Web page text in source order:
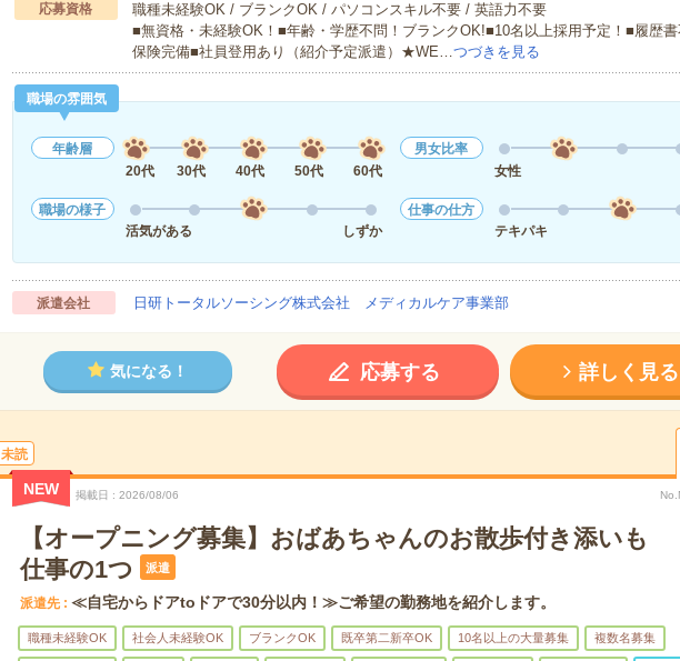
応募資格
職種未経験OK / ブランクOK / パソコンスキル不要 / 英語力不要
■無資格・未経験OK！■年齢・学歴不問！ブランクOK!■10名以上採用予定！■履歴
保険完備■社員登用あり（紹介予定派遣）★WE…つづきを見る
職場の雰囲気
年齢層
20代
30代 40代 50代 60代
男女比率
女性
職場の様子
活気がある
しずか
仕事の仕方
テキパキ
派遣会社 日研トータルソーシング株式会社 メディカルケア事業部
気になる！ 応募する 詳しく見る
未読
NEW 掲載日 2026/08/06
【オープニング募集】おばあちゃんのお散歩付き添いも
仕事の1つ
派遣
派遣先 ≪自宅からドアtoドアで30分以内！≫ご希望の勤務地を紹介します。
職種未経験OK 社会人未経験OK ブランクOK 既卒第二新卒OK 10名以上の大量募集 複数名募集